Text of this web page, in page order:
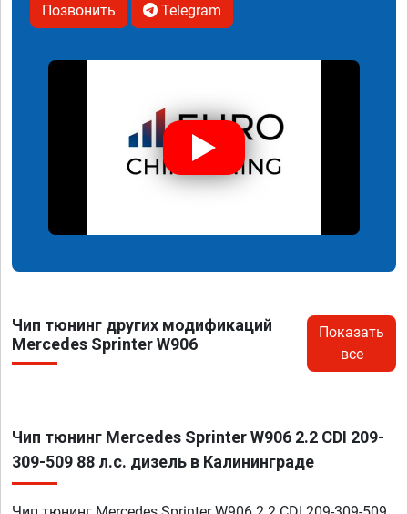
Позвонить Telegram
Чип тюнинг других модификаций
Mercedes Sprinter W906
Показать
все
Чип тюнинг Mercedes Sprinter W906 2.2 CDI 209-
309-509 88 л.с. дизель в Калининграде